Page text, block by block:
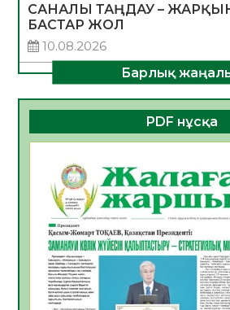
САНАЛЫ ТАҢДАУ –
БАСТАР ЖОЛ
10.08.2026
ҚҰРЫЛТАЙ САЙЛАУЫ –
10.08.2026
Мемлекет басшысы
Тоқаевтың Абай күнімен
10.08.2026
«Жастар және заң мен
облыстық жайдарман
10.08.2026
Өңірде «Кең дала-2»
80 шаруашылық
Барлық
PDF нұсқа